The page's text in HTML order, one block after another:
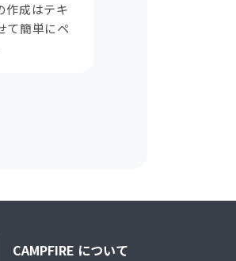
作成はテキ
て簡単にペ
CAMPFIRE について